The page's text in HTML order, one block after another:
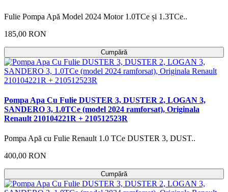
Fulie Pompa Apă Model 2024 Motor 1.0TCe și 1.3TCe..
185,00 RON
Cumpără
Pompa Apa Cu Fulie DUSTER 3, DUSTER 2, LOGAN 3,
SANDERO 3, 1.0TCe (model 2024 ramforsat), Originala
Renault 210104221R + 210512523R
Pompa Apă cu Fulie Renault 1.0 TCe DUSTER 3, DUST..
400,00 RON
Cumpără